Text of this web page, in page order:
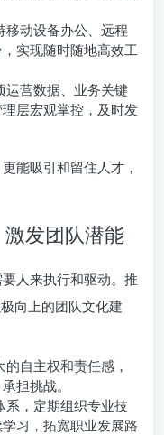
移动设备办公、远程
实现随时随地高效工
运营数据、业务关键
层宏观掌控，及时发
能吸引和留住人才，
发团队潜能
人来执行和驱动。推
向上的团队文化建
自主权和责任感，
担挑战。
系，定期组织专业技
习，拓宽职业发展路